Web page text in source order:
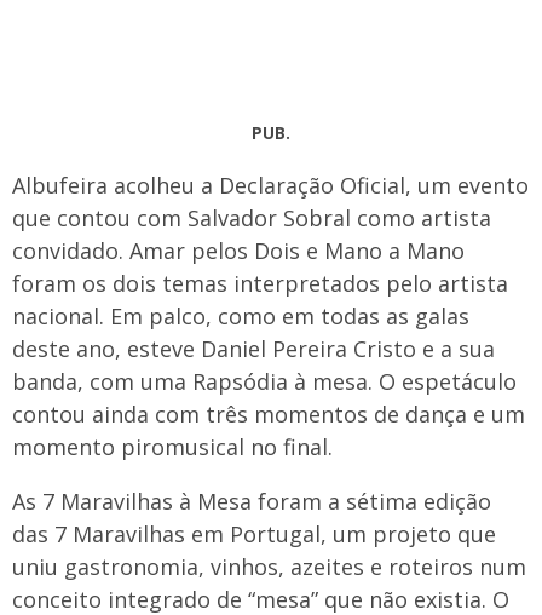
PUB.
​Albufeira acolheu a Declaração Oficial, um evento
que contou com Salvador Sobral como artista
convidado. Amar pelos Dois e Mano a Mano
foram os dois temas interpretados pelo artista
nacional. Em palco, como em todas as galas
deste ano, esteve Daniel Pereira Cristo e a sua
banda, com uma Rapsódia à mesa. O espetáculo
contou ainda com três momentos de dança e um
momento piromusical no final.
As 7 Maravilhas à Mesa foram a sétima edição
das 7 Maravilhas em Portugal, um projeto que
uniu gastronomia, vinhos, azeites e roteiros num
conceito integrado de “mesa” que não existia. O